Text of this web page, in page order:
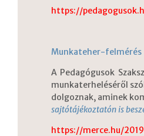
https://
Munkateher-felmérés
A Pedagógusok
munkaterheléséről
dolgoznak, aminek
sajtótájékoztatón is
https://merce.hu/